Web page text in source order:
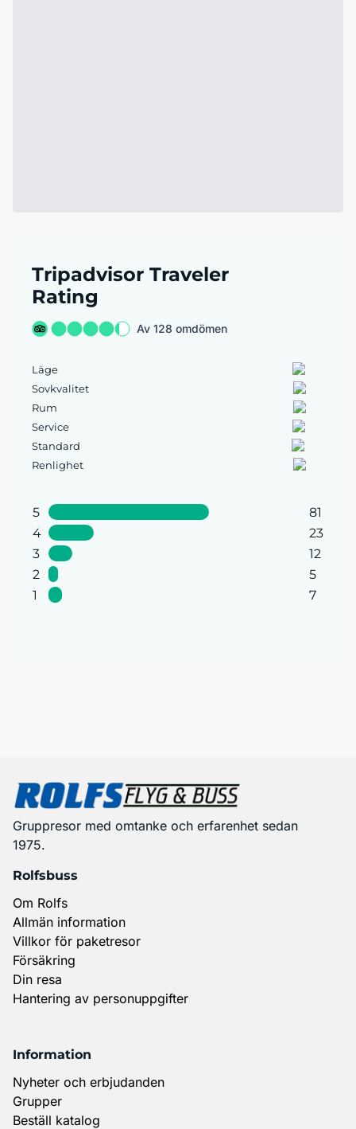
Tripadvisor Traveler
Rating
Av 128 omdömen
Läge
Sovkvalitet
Rum
Service
Standard
Renlighet
5
81
4
23
3
12
2
5
1
7
Gruppresor med omtanke och erfarenhet sedan
1975.
Rolfsbuss
Om Rolfs
Allmän information
Villkor för paketresor
Försäkring
Din resa
Hantering av personuppgifter
Information
Nyheter och erbjudanden
Grupper
Beställ katalog